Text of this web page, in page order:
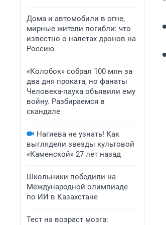
Дома и автомобили в огне,
мирные жители погибли: что
известно о налетах дронов на
Россию
«Колобок» собрал 100 млн за
два дня проката, но фанаты
Человека-паука объявили ему
войну. Разбираемся в
скандале
Нагиева не узнать! Как
выглядели звезды культовой
«Каменской» 27 лет назад
Школьники победили на
Международной олимпиаде
по ИИ в Казахстане
Тест на возраст мозга: